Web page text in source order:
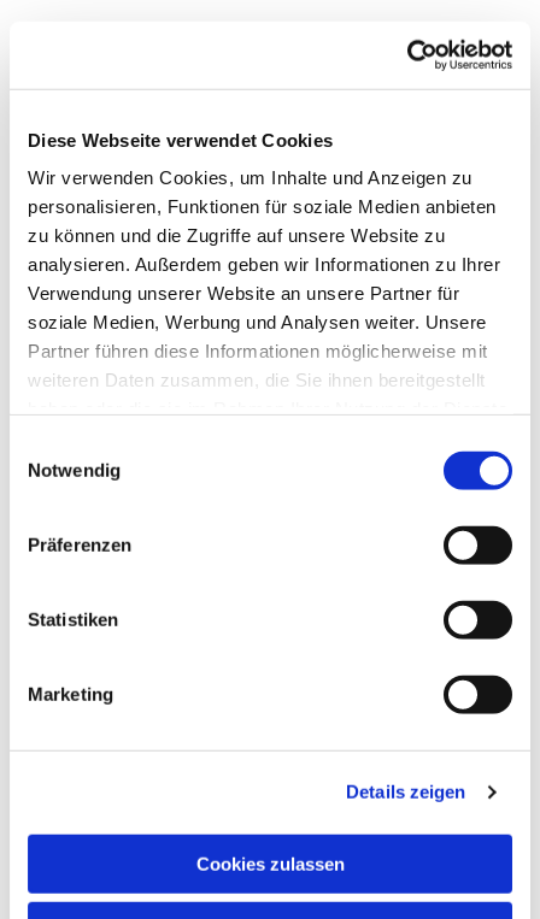
Diese Webseite verwendet Cookies
Wir verwenden Cookies, um Inhalte und Anzeigen zu
personalisieren, Funktionen für soziale Medien anbieten
zu können und die Zugriffe auf unsere Website zu
analysieren. Außerdem geben wir Informationen zu Ihrer
Verwendung unserer Website an unsere Partner für
soziale Medien, Werbung und Analysen weiter. Unsere
Partner führen diese Informationen möglicherweise mit
weiteren Daten zusammen, die Sie ihnen bereitgestellt
Notwendig
Präferenzen
Statistiken
Marketing
Details zeigen
Cookies zulassen
Dies könnte Sie auch
interessieren